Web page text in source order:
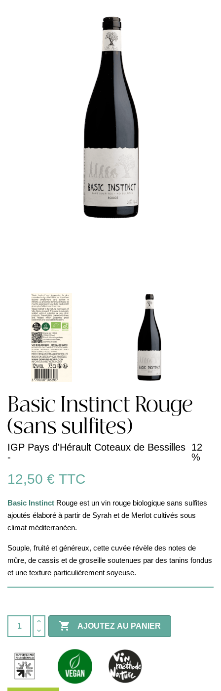
Basic Instinct Rouge
(sans sulfites)
IGP Pays d'Hérault Coteaux de Bessilles
-
12
%
12,50 € TTC
Basic Instinct Rouge est un vin rouge biologique sans sulfites
ajoutés élaboré à partir de Syrah et de Merlot cultivés sous
climat méditerranéen.
Souple, fruité et généreux, cette cuvée révèle des notes de
mûre, de cassis et de groseille soutenues par des tanins fondus
et une texture particulièrement soyeuse.
 AJOUTEZ AU PANIER